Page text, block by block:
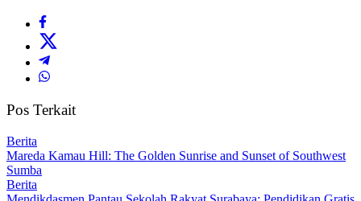
Pos Terkait
Berita
Mareda Kamau Hill: The Golden Sunrise and Sunset of Southwest
Sumba
Berita